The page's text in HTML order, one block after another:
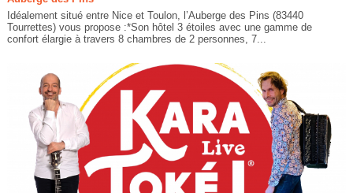
Idéalement situé entre Nice et Toulon, l’Auberge des Pins (83440
Tourrettes) vous propose :*Son hôtel 3 étoiles avec une gamme de
confort élargie à travers 8 chambres de 2 personnes, 7...